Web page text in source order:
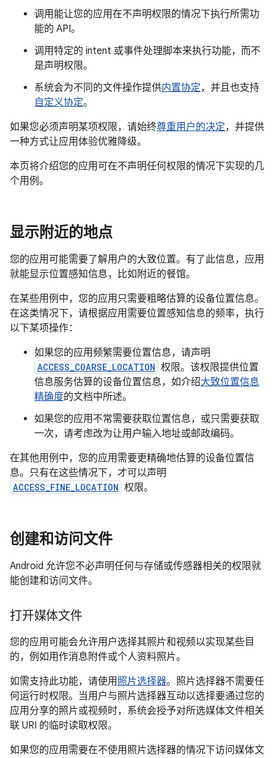
调用能让您的应用在不声明权限的情况下执行所需功
能的 API。
调用特定的 intent 或事件处理脚本来执行功能，而不
是声明权限。
系统会为不同的文件操作提供内置协定，并且也支持
自定义协定。
如果您必须声明某项权限，请始终尊重用户的决定，并提供
一种方式让应用体验优雅降级。
本页将介绍您的应用可在不声明任何权限的情况下实现的几
个用例。
显示附近的地点
您的应用可能需要了解用户的大致位置。有了此信息，应用
就能显示位置感知信息，比如附近的餐馆。
在某些用例中，您的应用只需要粗略估算的设备位置信息。
在这类情况下，请根据应用需要位置感知信息的频率，执行
以下某项操作：
如果您的应用频繁需要位置信息，请声明
ACCESS_COARSE_LOCATION 权限。该权限提供位置
信息服务估算的设备位置信息，如介绍大致位置信息
精确度的文档中所述。
如果您的应用不常需要获取位置信息，或只需要获取
一次，请考虑改为让用户输入地址或邮政编码。
在其他用例中，您的应用需要更精确地估算的设备位置信
息。只有在这些情况下，才可以声明
ACCESS_FINE_LOCATION 权限。
创建和访问文件
Android 允许您不必声明任何与存储或传感器相关的权限就
能创建和访问文件。
打开媒体文件
您的应用可能会允许用户选择其照片和视频以实现某些目
的，例如用作消息附件或个人资料照片。
如需支持此功能，请使用 照片选择器。照片选择器不需要任
何运行时权限。当用户与照片选择器互动以选择要通过您的
应用分享的照片或视频时，系统会授予对所选媒体文件相关
联 URI 的临时读取权限。
如果您的应用需要在不使用照片选择器的情况下访问媒体文